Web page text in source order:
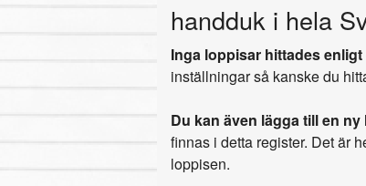
handduk i hela
Inga loppisar hittades
inställningar så kanske du
Du kan även lägga till en
finnas i detta register. Det är
loppisen.